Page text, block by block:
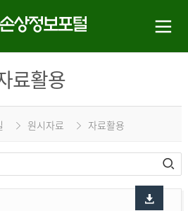
료활용
원시자료 자료활용